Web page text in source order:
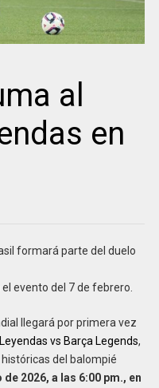
al
en
formará parte del duelo
evento del 7 de febrero.
llegará por primera vez
vs Barça Legends,
del balompié
2026, a las 6:00 pm., en